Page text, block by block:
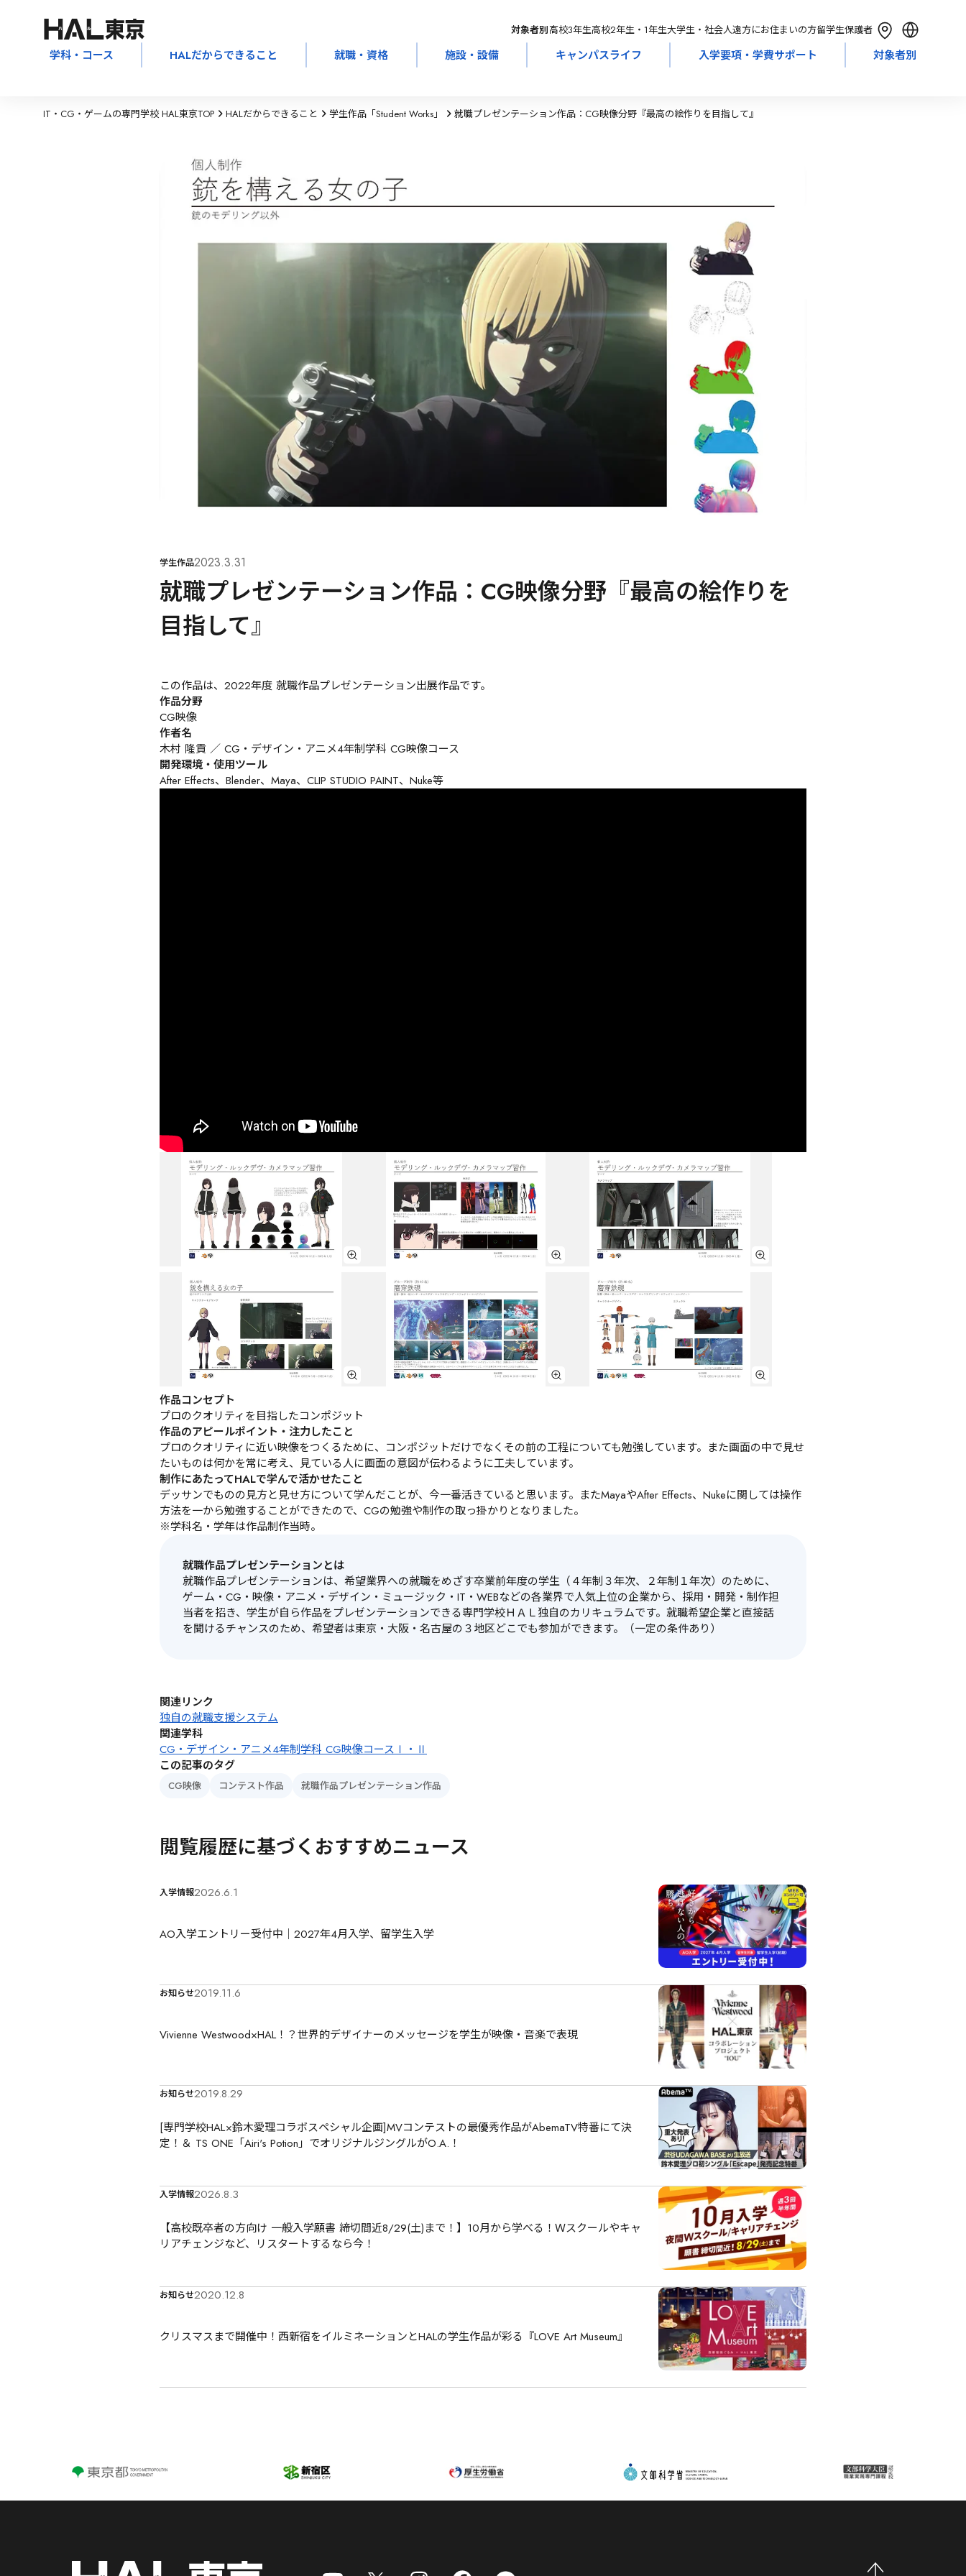
対象者別：高校3年生高校2年生・1年生大学生・社会人遠方にお住まいの方留学生保護者
English
学科・コース HALだからできること 就職・資格 施設・設備 キャンパスライフ 入学要項・学費サポート 対象者別
IT・CG・ゲームの専門学校 HAL東京TOP HALだからできること 学生作品「Student Works」 就職プレゼンテーション作品：CG映像分野『最高の絵作りを目指して』
学生作品2023.3.31
就職プレゼンテーション作品：CG映像分野『最高の絵作りを
目指して』
この作品は、2022年度 就職作品プレゼンテーション出展作品です。
作品分野
CG映像
作者名
木村 隆貢 ／ CG・デザイン・アニメ4年制学科 CG映像コース
開発環境・使用ツール
After Effects、Blender、Maya、CLIP STUDIO PAINT、Nuke等
作品コンセプト
プロのクオリティを目指したコンポジット
作品のアピールポイント・注力したこと
プロのクオリティに近い映像をつくるために、コンポジットだけでなくその前の工程についても勉強しています。また画面の中で見せ
たいものは何かを常に考え、見ている人に画面の意図が伝わるように工夫しています。
制作にあたってHALで学んで活かせたこと
デッサンでものの見方と見せ方について学んだことが、今一番活きていると思います。またMayaやAfter Effects、Nukeに関しては操作
方法を一から勉強することができたので、CGの勉強や制作の取っ掛かりとなりました。
※学科名・学年は作品制作当時。
就職作品プレゼンテーションとは
就職作品プレゼンテーションは、希望業界への就職をめざす卒業前年度の学生（４年制３年次、２年制１年次）のために、
ゲーム・CG・映像・アニメ・デザイン・ミュージック・IT・WEBなどの各業界で人気上位の企業から、採用・開発・制作担
当者を招き、学生が自ら作品をプレゼンテーションできる専門学校ＨＡＬ独自のカリキュラムです。就職希望企業と直接話
を聞けるチャンスのため、希望者は東京・大阪・名古屋の３地区どこでも参加ができます。（一定の条件あり）
関連リンク
独自の就職支援システム
関連学科
CG・デザイン・アニメ4年制学科 CG映像コースⅠ・Ⅱ
この記事のタグ
CG映像 コンテスト作品 就職作品プレゼンテーション作品
閲覧履歴に基づくおすすめニュース
入学情報2026.6.1
AO入学エントリー受付中｜2027年4月入学、留学生入学
お知らせ2019.11.6
Vivienne Westwood×HAL！？世界的デザイナーのメッセージを学生が映像・音楽で表現
お知らせ2019.8.29
[専門学校HAL×鈴木愛理コラボスペシャル企画]MVコンテストの最優秀作品がAbemaTV特番にて決
定！＆ TS ONE「Airi's Potion」でオリジナルジングルがO.A.！
入学情報2026.8.3
【高校既卒者の方向け 一般入学願書 締切間近8/29(土)まで！】10月から学べる！Ｗスクールやキャ
リアチェンジなど、リスタートするなら今！
お知らせ2020.12.8
クリスマスまで開催中！西新宿をイルミネーションとHALの学生作品が彩る『LOVE Art Museum』